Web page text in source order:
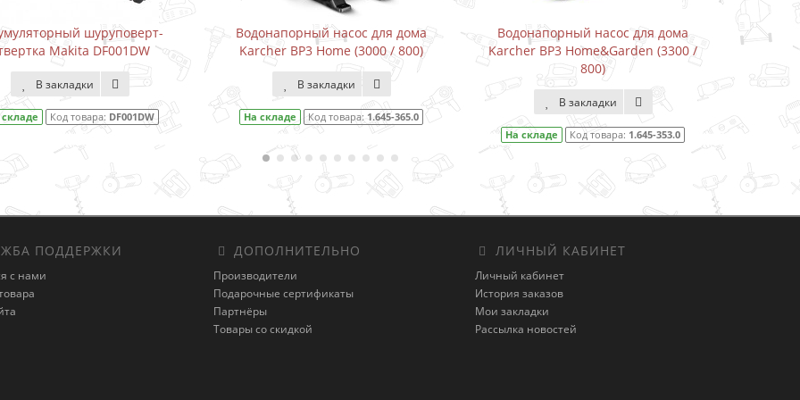
шуруповерт-
Makita DF001DW
В закладки
Код товара: DF001DW
Водонапорный насос для дома
Karcher BP3 Home (3000 / 800)
В закладки
На складе Код товара: 1.645-365.0
Водонапорный насос для дома
Karcher BP3 Home&Garden (3300 /
800)
В закладки
На складе Код товара: 1.645-353.0
ПОДДЕРЖКИ
с нами
ДОПОЛНИТЕЛЬНО
Производители
Подарочные сертификаты
Партнёры
Товары со скидкой
ЛИЧНЫЙ КАБИНЕТ
Личный кабинет
История заказов
Мои закладки
Рассылка новостей